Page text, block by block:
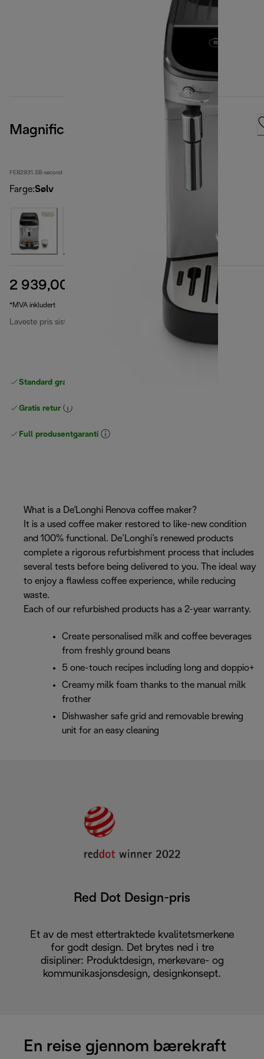
Magnifica Evo
FEB2931.SB-second
Farge:Sølv
2 939,00 kr opprinnelig pris 5 299,00 kr
(-45 %)
*MVA inkludert
Laveste pris siste 30 dager
Standard gratis levering
Gratis retur
Full produsentgaranti
What is a De'Longhi Renova coffee maker?
It is a used coffee maker restored to like-new condition
and 100% functional. De’Longhi’s renewed products
complete a rigorous refurbishment process that includes
several tests before being delivered to you. The ideal way
to enjoy a flawless coffee experience, while reducing
waste.
Each of our refurbished products has a 2-year warranty.
Create personalised milk and coffee beverages
from freshly ground beans
5 one-touch recipes including long and doppio+
Creamy milk foam thanks to the manual milk
frother
Dishwasher safe grid and removable brewing
unit for an easy cleaning
Red Dot Design-pris
Et av de mest ettertraktede kvalitetsmerkene
for godt design. Det brytes ned i tre
disipliner: Produktdesign, merkevare- og
kommunikasjonsdesign, designkonsept.
En reise gjennom bærekraft